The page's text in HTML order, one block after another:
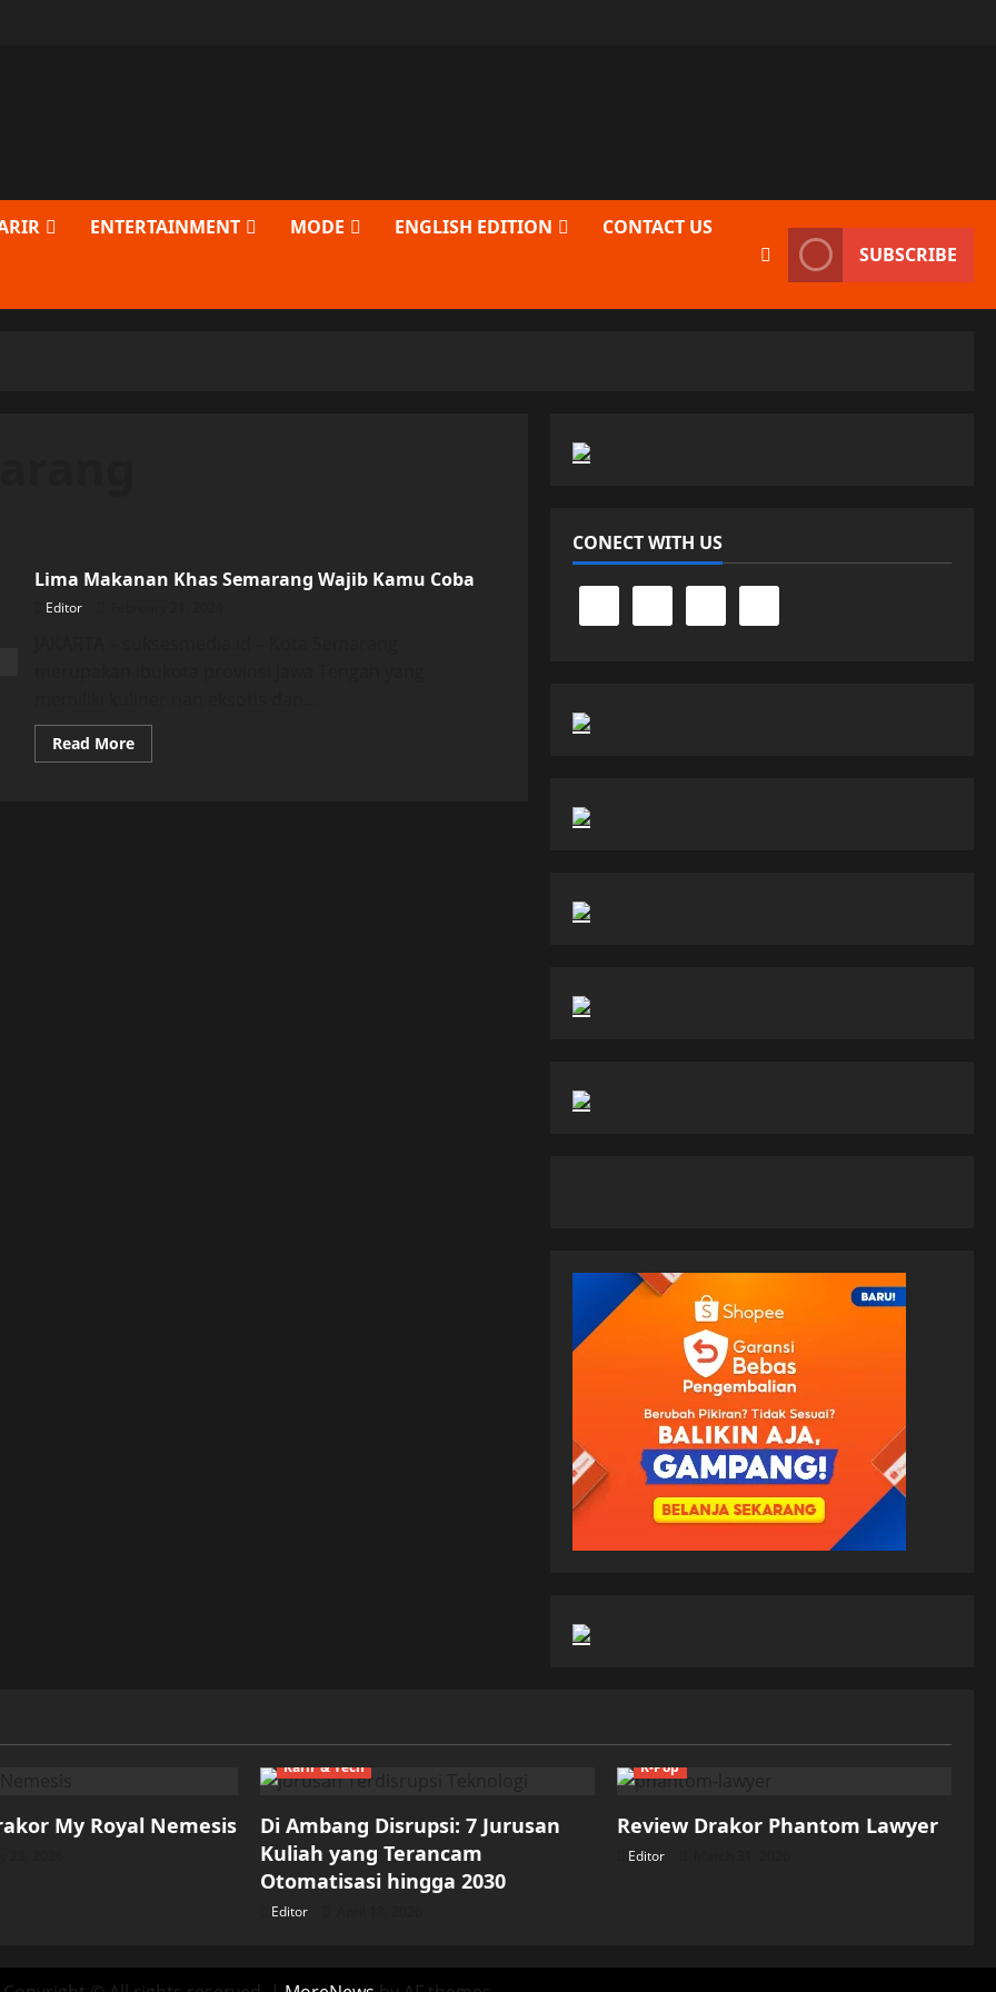
ENTERTAINMENT MODE ENGLISH EDITION CONTACT US
SUBSCRIBE
Lima Makanan Khas Semarang Wajib Kamu Coba
Editor
Read MoreRead
more
CONECT WITH US
My Royal Nemesis
Karir & Tech
Di Ambang Disrupsi: 7 Jurusan
Kuliah yang Terancam
Otomatisasi hingga 2030
Editor
K-Pop
Review Drakor Phantom Lawyer
Editor